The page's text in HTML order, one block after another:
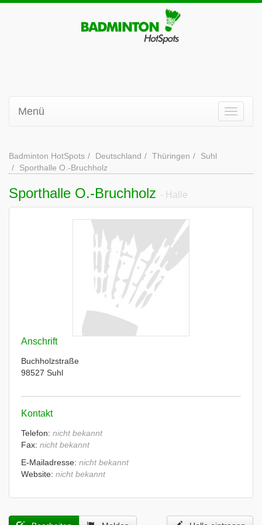
Menü
Badminton HotSpots Deutschland Thüringen
Suhl
Sporthalle O.-Bruchholz
Sporthalle O.-Bruchholz - Halle
Anschrift
Buchholzstraße
98527 Suhl
Kontakt
Telefon: nicht bekannt
Fax: nicht bekannt
E-Mailadresse: nicht bekannt
Website: nicht bekannt